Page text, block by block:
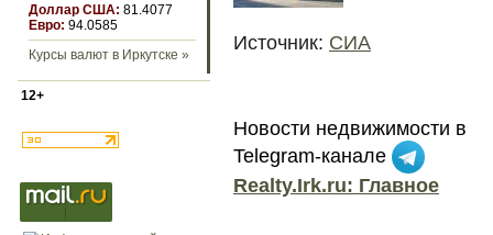
Доллар США: 81.4077
Евро: 94.0585
Курсы валют в Иркутске »
12+
Источник: СИА
Новости недвижимости в
Telegram-канале
Realty.Irk.ru: Главное